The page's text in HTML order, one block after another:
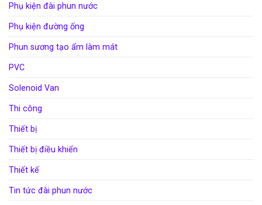
Phụ kiện đài phun nước
Phụ kiện đường ống
Phun sương tạo ẩm làm mát
PVC
Solenoid Van
Thi công
Thiết bị
Thiết bị điều khiển
Thiết kế
Tin tức đài phun nước